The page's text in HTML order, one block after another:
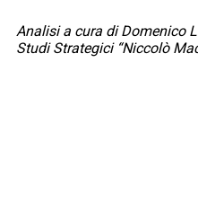
Analisi a cura di Domenico
Studi Strategici “Niccolò